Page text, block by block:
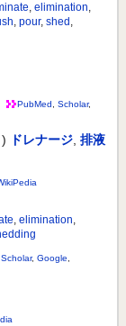
, elimination,
, pour, shed,
PubMed Scholar,
ドレナージ 排液
, elimination,
Scholar, Google